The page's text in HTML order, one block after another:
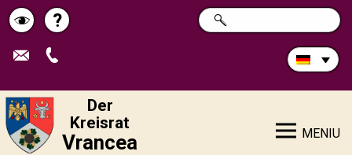
Schimbă
contrastul
Pagina
de
?
Durchsuchen
Sie
SUCHE
Der
Kreisrat
Vrancea MENIU